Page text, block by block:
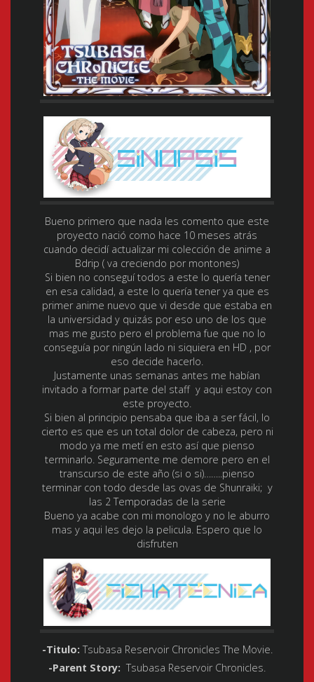
Bueno primero que nada les comento que este
proyecto nació como hace 10 meses atrás
cuando decidí actualizar mi colección de anime a
Bdrip ( va creciendo por montones)
Si bien no conseguí todos a este lo quería tener
en esa calidad, a este lo quería tener ya que es
primer anime nuevo que vi desde que estaba en
la universidad y quizás por eso uno de los que
mas me gusto pero el problema fue que no lo
conseguía por ningún lado ni siquiera en HD , por
eso decide hacerlo.
Justamente unas semanas antes me habían
invitado a formar parte del staff y aqui estoy con
este proyecto.
Si bien al principio pensaba que iba a ser fácil, lo
cierto es que es un total dolor de cabeza, pero ni
modo ya me metí en esto así que pienso
terminarlo. Seguramente me demore pero en el
transcurso de este año (si o si)……..pienso
terminar con todo desde las ovas de Shunraiki; y
las 2 Temporadas de la serie
Bueno ya acabe con mi monologo y no le aburro
mas y aqui les dejo la pelicula. Espero que lo
disfruten
-Titulo: Tsubasa Reservoir Chronicles The Movie.
-Parent Story: Tsubasa Reservoir Chronicles.